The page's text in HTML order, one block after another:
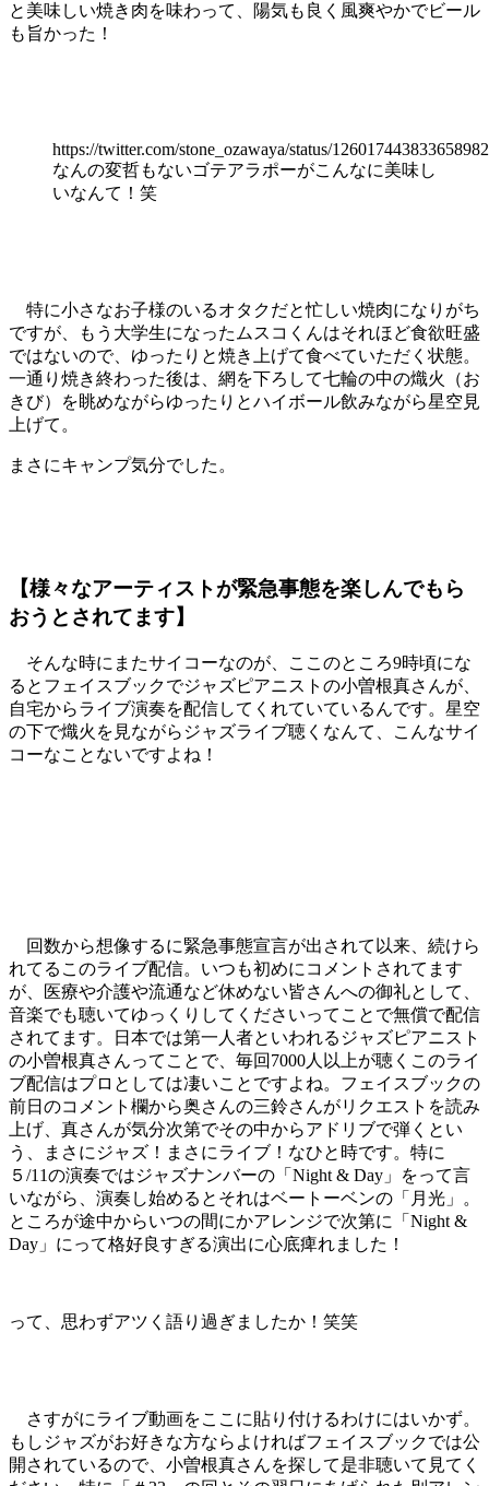
と美味しい焼き肉を味わって、陽気も良く風爽やかでビール
も旨かった！
https://twitter.com/stone_ozawaya/status/
なんの変哲もないゴテアラポーがこんなに美味し
いなんて！笑
特に小さなお子様のいるオタクだと忙しい焼肉になりがち
ですが、もう大学生になったムスコくんはそれほど食欲旺盛
ではないので、ゆったりと焼き上げて食べていただく状態。
一通り焼き終わった後は、網を下ろして七輪の中の熾火（お
きび）を眺めながらゆったりとハイボール飲みながら星空見
上げて。
まさにキャンプ気分でした。
【様々なアーティストが緊急事態を楽しんでもら
おうとされてます】
そんな時にまたサイコーなのが、ここのところ9時頃にな
るとフェイスブックでジャズピアニストの小曽根真さんが、
自宅からライブ演奏を配信してくれていているんです。星空
の下で熾火を見ながらジャズライブ聴くなんて、こんなサイ
コーなことないですよね！
回数から想像するに緊急事態宣言が出されて以来、続けら
れてるこのライブ配信。いつも初めにコメントされてます
が、医療や介護や流通など休めない皆さんへの御礼として、
音楽でも聴いてゆっくりしてくださいってことで無償で配信
されてます。日本では第一人者といわれるジャズピアニスト
の小曽根真さんってことで、毎回7000人以上が聴くこのライ
ブ配信はプロとしては凄いことですよね。フェイスブックの
前日のコメント欄から奥さんの三鈴さんがリクエストを読み
上げ、真さんが気分次第でその中からアドリブで弾くとい
う、まさにジャズ！まさにライブ！なひと時です。特に
５/11の演奏ではジャズナンバーの「Night & Day」をって言
いながら、演奏し始めるとそれはベートーベンの「月光」。
ところが途中からいつの間にかアレンジで次第に「Night &
Day」にって格好良すぎる演出に心底痺れました！
って、思わずアツく語り過ぎましたか！笑笑
さすがにライブ動画をここに貼り付けるわけにはいかず。
もしジャズがお好きな方ならよければフェイスブックでは公
開されているので、小曽根真さんを探して是非聴いて見てく